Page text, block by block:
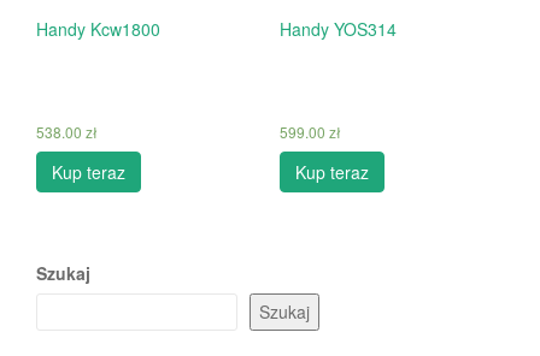
Handy Kcw1800
538.00 zł
Kup teraz
Handy YOS314
599.00 zł
Kup teraz
Szukaj
Szukaj